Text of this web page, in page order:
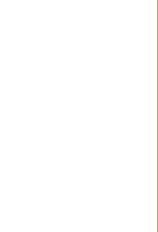
Bisceglie